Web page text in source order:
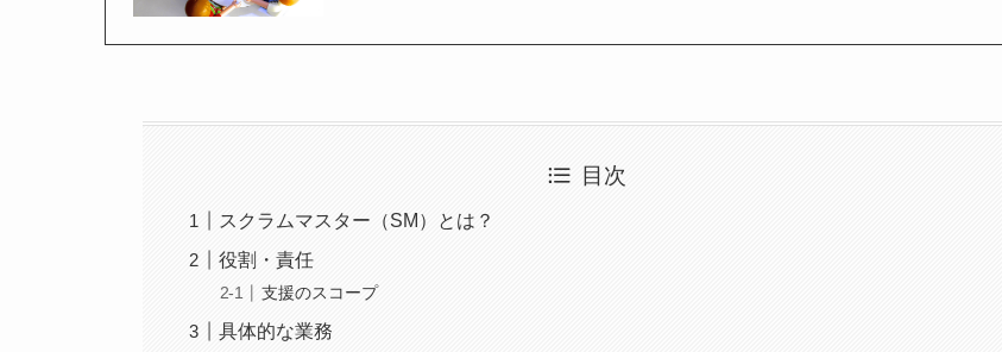
目次
スクラムマスター（SM）とは？
役割・責任
支援のスコープ
具体的な業務